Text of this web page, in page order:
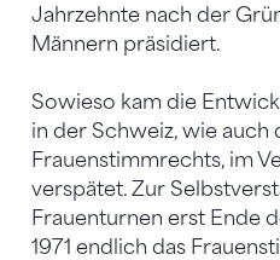
Jahrzehnte nach der
Männern präsidiert.
Sowieso kam die
in der Schweiz, wie auch
Frauenstimmrechts, im
verspätet. Zur
Frauenturnen erst Ende
1971 endlich das